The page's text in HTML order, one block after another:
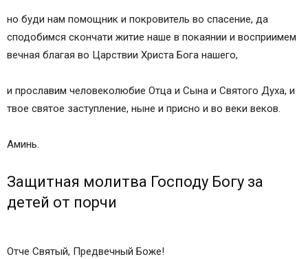
но буди нам помощник и покровитель во спасение, да
сподобимся скончати житие наше в покаянии и восприимем
вечная благая во Царствии Христа Бога нашего,
и прославим человеколюбие Отца и Сына и Святого Духа, и
твое святое заступление, ныне и присно и во веки веков.
Аминь.
Защитная молитва Господу Богу за
детей от порчи
Отче Святый, Предвечный Боже!